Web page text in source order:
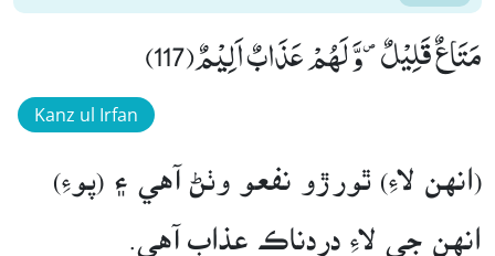
مَتَاعٌ قَلِیْلٌ۪-وَّ لَهُمْ عَذَابٌ اَلِیْمٌ(117)
Kanz ul Irfan
(انھن لاءِ) ٿورڙو نفعو وٺڻ آهي ۽ (پوءِ)
انهن جي لاءِ دردناڪ عذاب آهي.